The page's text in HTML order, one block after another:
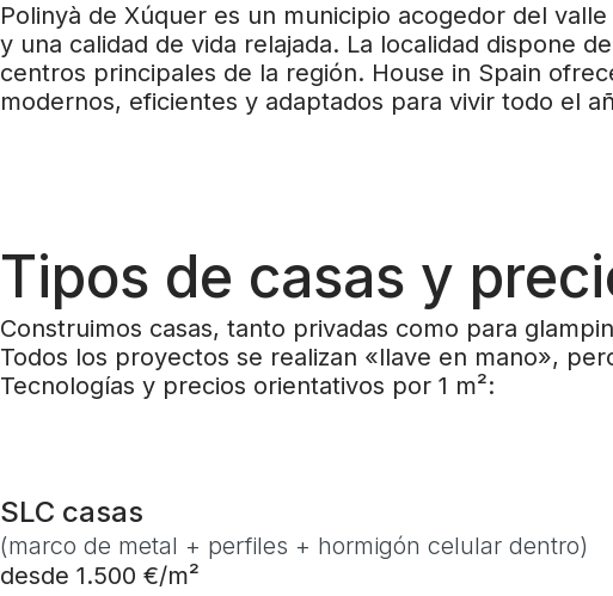
Polinyà de Xúquer es un municipio acogedor del
y una calidad de vida relajada. La localidad dispone
centros principales de la región. House in Spain
modernos, eficientes y adaptados para vivir todo el
Tipos de casas y
Construimos casas, tanto privadas como para
Todos los proyectos se realizan «llave en mano»,
Tecnologías y precios orientativos por 1 m²:
SLC casas
(marco de metal + perfiles + hormigón celular dentro)
desde 1.500 €/m²